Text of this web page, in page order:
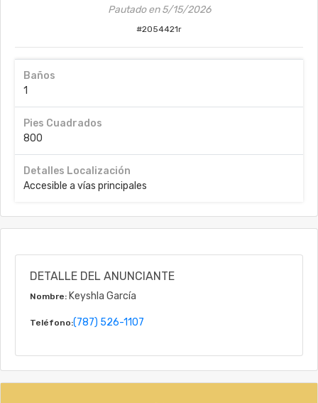
Pautado en5/15/2026
#2054421r
Baños
1
Pies Cuadrados
800
Detalles Localización
Accesible a vías principales
DETALLE DEL ANUNCIANTE
Nombre: Keyshla García
Teléfono:(787) 526-1107